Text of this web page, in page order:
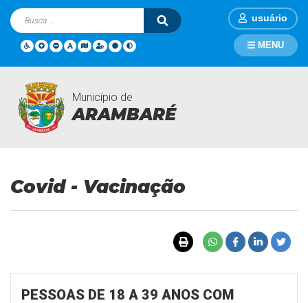
usuário
Município de
ARAMBARÉ
MENU
Covid - Vacinação
Covid - Vacinação
PESSOAS DE 18 A 39 ANOS COM